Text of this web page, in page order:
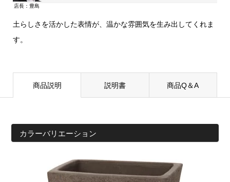
土らしさを活かした表情が、温かな雰囲気を生み出してくれま
す。
商品説明 説明書 商品Q＆A
カラーバリエーション